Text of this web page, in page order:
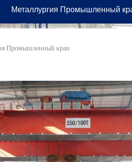
Металлургия Промышленный
Промышленный кран